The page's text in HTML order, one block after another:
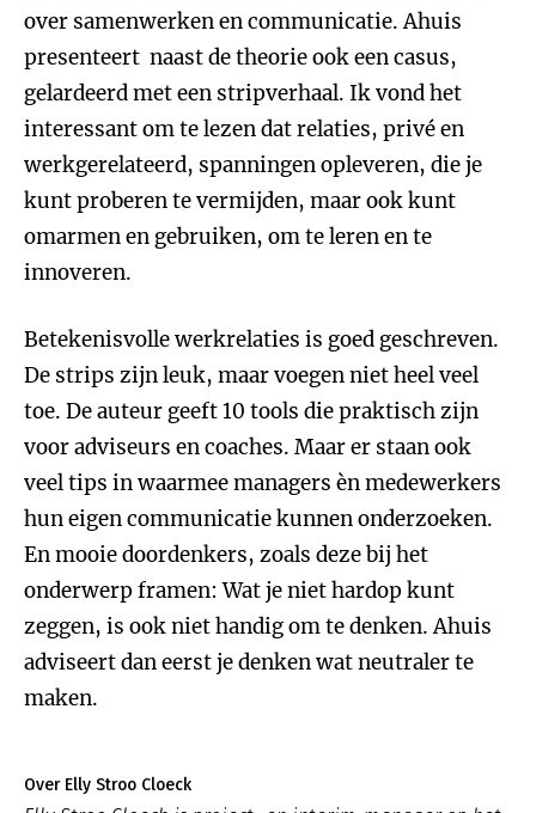
over samenwerken en communicatie. Ahuis
presenteert naast de theorie ook een casus,
gelardeerd met een stripverhaal. Ik vond het
interessant om te lezen dat relaties, privé en
werkgerelateerd, spanningen opleveren, die je
kunt proberen te vermijden, maar ook kunt
omarmen en gebruiken, om te leren en te
innoveren.
Betekenisvolle werkrelaties is goed geschreven.
De strips zijn leuk, maar voegen niet heel veel
toe. De auteur geeft 10 tools die praktisch zijn
voor adviseurs en coaches. Maar er staan ook
veel tips in waarmee managers èn medewerkers
hun eigen communicatie kunnen onderzoeken.
En mooie doordenkers, zoals deze bij het
onderwerp framen: Wat je niet hardop kunt
zeggen, is ook niet handig om te denken. Ahuis
adviseert dan eerst je denken wat neutraler te
maken.
Over Elly Stroo Cloeck